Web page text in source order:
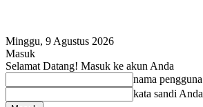
Minggu, 9 Agustus 2026
Masuk
Selamat Datang! Masuk ke akun Anda
nama pengguna
kata sandi Anda